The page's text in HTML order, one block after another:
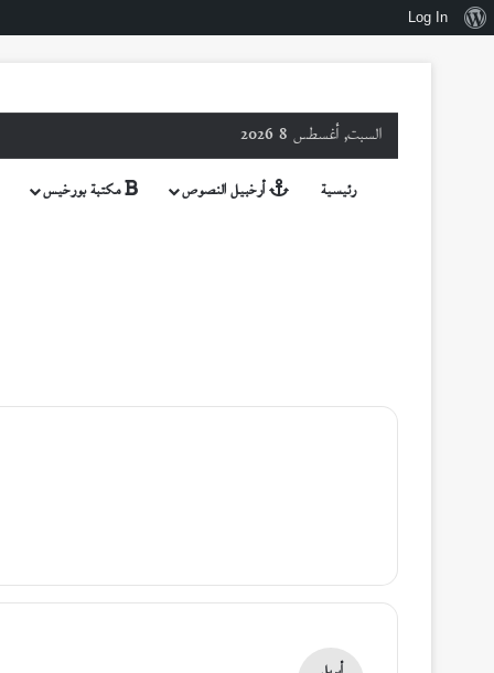
نبذةLog In
السبت, أغسطس 8 2026
رئيسية أرخبيل النصوص مكتبة بورخيس